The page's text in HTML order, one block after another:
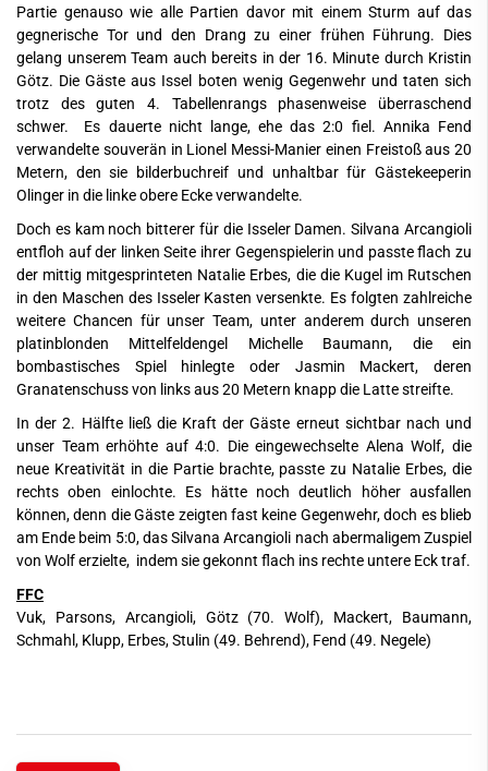
Partie genauso wie alle Partien davor mit einem Sturm auf das
gegnerische Tor und den Drang zu einer frühen Führung. Dies
gelang unserem Team auch bereits in der 16. Minute durch Kristin
Götz. Die Gäste aus Issel boten wenig Gegenwehr und taten sich
trotz des guten 4. Tabellenrangs phasenweise überraschend
schwer. Es dauerte nicht lange, ehe das 2:0 fiel. Annika Fend
verwandelte souverän in Lionel Messi-Manier einen Freistoß aus 20
Metern, den sie bilderbuchreif und unhaltbar für Gästekeeperin
Olinger in die linke obere Ecke verwandelte.
Doch es kam noch bitterer für die Isseler Damen. Silvana Arcangioli
entfloh auf der linken Seite ihrer Gegenspielerin und passte flach zu
der mittig mitgesprinteten Natalie Erbes, die die Kugel im Rutschen
in den Maschen des Isseler Kasten versenkte. Es folgten zahlreiche
weitere Chancen für unser Team, unter anderem durch unseren
platinblonden Mittelfeldengel Michelle Baumann, die ein
bombastisches Spiel hinlegte oder Jasmin Mackert, deren
Granatenschuss von links aus 20 Metern knapp die Latte streifte.
In der 2. Hälfte ließ die Kraft der Gäste erneut sichtbar nach und
unser Team erhöhte auf 4:0. Die eingewechselte Alena Wolf, die
neue Kreativität in die Partie brachte, passte zu Natalie Erbes, die
rechts oben einlochte. Es hätte noch deutlich höher ausfallen
können, denn die Gäste zeigten fast keine Gegenwehr, doch es blieb
am Ende beim 5:0, das Silvana Arcangioli nach abermaligem Zuspiel
von Wolf erzielte, indem sie gekonnt flach ins rechte untere Eck traf.
FFC
Vuk, Parsons, Arcangioli, Götz (70. Wolf), Mackert, Baumann,
Schmahl, Klupp, Erbes, Stulin (49. Behrend), Fend (49. Negele)